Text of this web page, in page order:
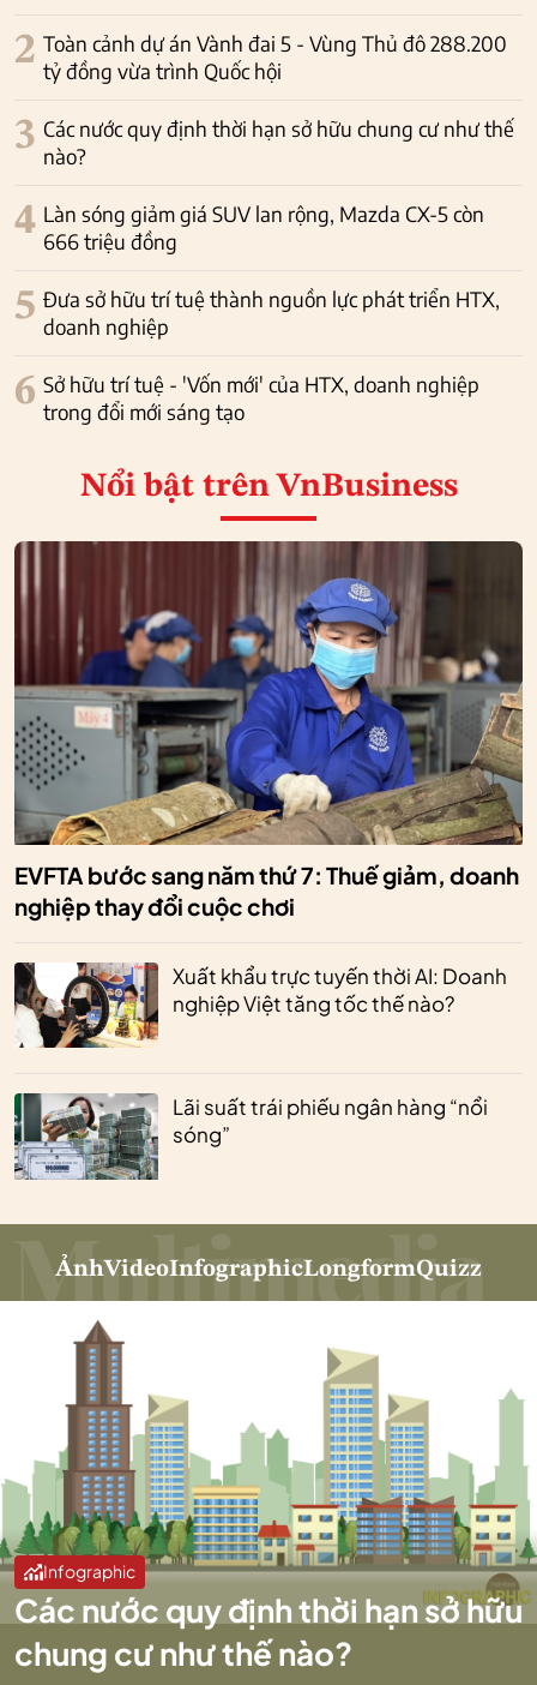
2 Toàn cảnh dự án Vành đai 5 - Vùng Thủ đô 288.200
tỷ đồng vừa trình Quốc hội
3 Các nước quy định thời hạn sở hữu chung cư như thế
nào?
4 Làn sóng giảm giá SUV lan rộng, Mazda CX-5 còn
666 triệu đồng
5 Đưa sở hữu trí tuệ thành nguồn lực phát triển HTX,
doanh nghiệp
6 Sở hữu trí tuệ - 'Vốn mới' của HTX, doanh nghiệp
trong đổi mới sáng tạo
Nổi bật trên VnBusiness
EVFTA bước sang năm thứ 7: Thuế giảm, doanh
nghiệp thay đổi cuộc chơi
Xuất khẩu trực tuyến thời AI: Doanh
nghiệp Việt tăng tốc thế nào?
Lãi suất trái phiếu ngân hàng “nổi
sóng”
ẢnhVideoInfographicLongformQuizz
Infographic
Các nước quy định thời hạn sở hữu
chung cư như thế nào?